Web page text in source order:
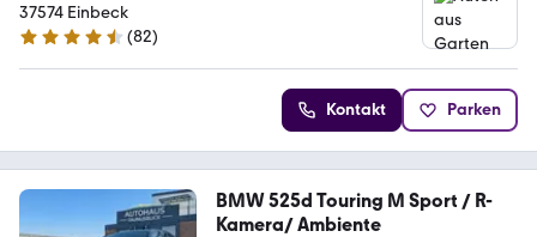
37574 Einbeck
4.6 Sterne
(82)
Kontakt Parken
BMW 525d Touring M Sport / R-
Kamera/ Ambiente